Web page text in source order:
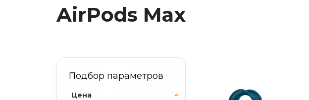
AirPods Max
Подбор параметров
Цена